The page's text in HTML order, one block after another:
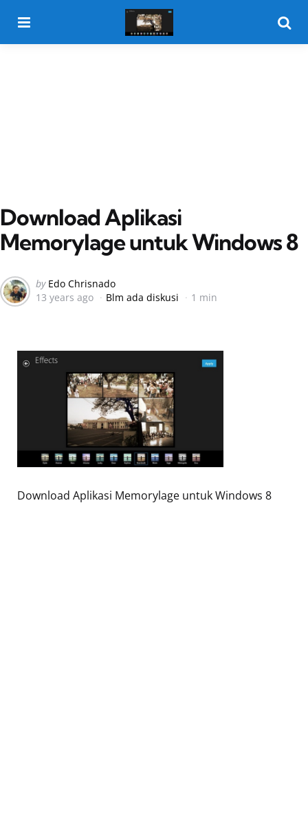
Download Aplikasi
Memorylage untuk Windows 8
Posted
by
by Edo Chrisnado
13 years ago
Blm ada diskusi 1 min
Download Aplikasi Memorylage untuk Windows 8